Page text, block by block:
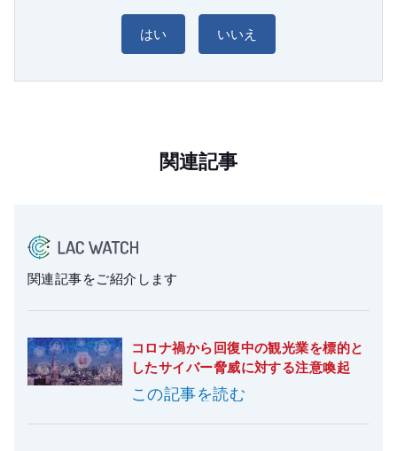
はい いいえ
関連記事
関連記事をご紹介します
コロナ禍から回復中の観光業を標的と
したサイバー脅威に対する注意喚起
この記事を読む